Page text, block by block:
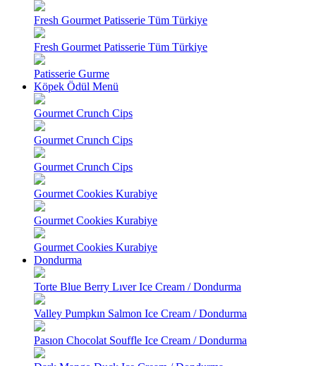
Fresh Gourmet Patisserie Tüm Türkiye
Fresh Gourmet Patisserie Tüm Türkiye
Patisserie Gurme
Köpek Ödül Menü
Gourmet Crunch Cips
Gourmet Crunch Cips
Gourmet Crunch Cips
Gourmet Cookies Kurabiye
Gourmet Cookies Kurabiye
Gourmet Cookies Kurabiye
Dondurma
Torte Blue Berry Lıver Ice Cream / Dondurma
Valley Pumpkın Salmon Ice Cream / Dondurma
Pasıon Chocolat Souffle Ice Cream / Dondurma